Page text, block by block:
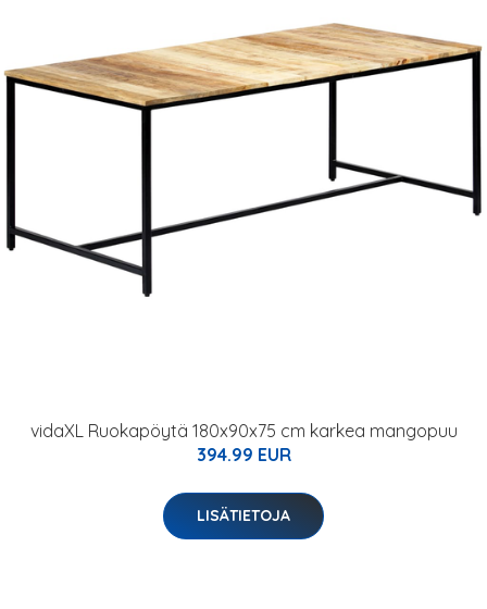
vidaXL Ruokapöytä 180x90x75 cm karkea mangopuu
394.99 EUR
LISÄTIETOJA